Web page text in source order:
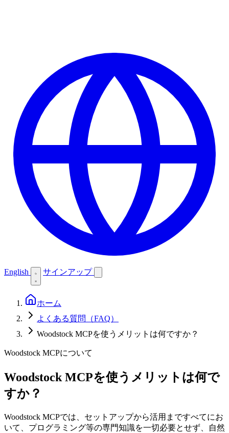
English サインアップ
ホーム
よくある質問（FAQ）
Woodstock MCPを使うメリットは何ですか？
Woodstock MCPについて
Woodstock MCPを使うメリットは何で
すか？
Woodstock MCPでは、セットアップから活用まですべてにお
いて、プログラミング等の専門知識を一切必要とせず、自然